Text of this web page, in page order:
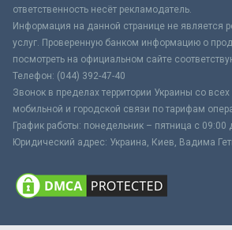
ответственность несёт рекламодатель.
Информация на данной странице не является
услуг. Проверенную банком информацию о
посмотреть на официальном сайте
Телефон: (044) 392-47-40
Звонок в пределах территории Украины со
мобильной и городской связи по тарифам
График работы: понедельник – пятница с 09:00
Юридический адрес: Украина, Киев, Вадима